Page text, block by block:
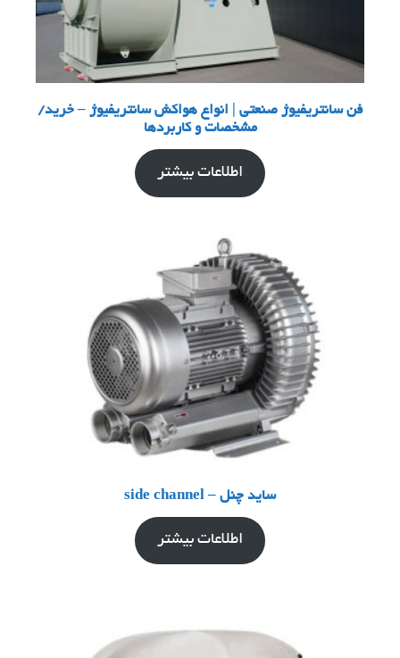
فن سانتریفیوژ صنعتی | انواع هواکش سانتریفیوژ – خرید/
مشخصات و کاربردها
اطلاعات بیشتر
ساید چنل – side channel
اطلاعات بیشتر